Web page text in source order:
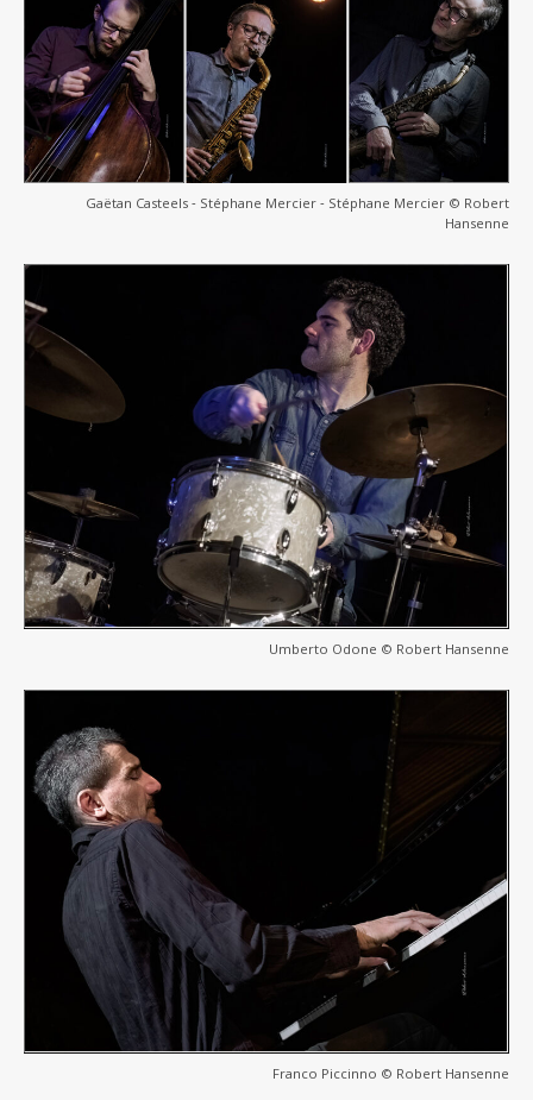
Gaëtan Casteels ‐ Stéphane Mercier ‐ Stéphane Mercier © Robert
Hansenne
Umberto Odone © Robert Hansenne
Franco Piccinno © Robert Hansenne